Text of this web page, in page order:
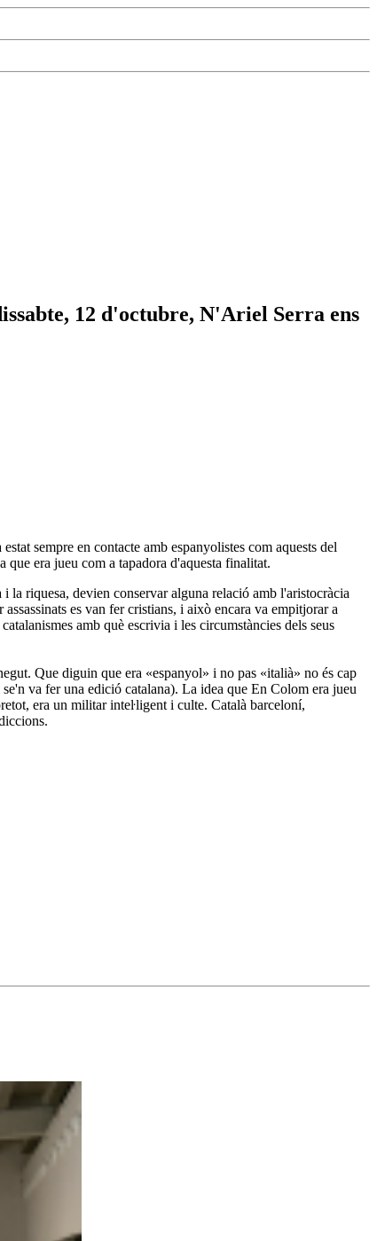
12 d'octubre, N'Ariel Serra ens
sempre en contacte amb espanyolistes com aquests del
era jueu com a tapadora d'aquesta finalitat.
la riquesa, devien conservar alguna relació amb l'aristocràcia
es van fer cristians, i això encara va empitjorar a
amb què escrivia i les circumstàncies dels seus
Que diguin que era «espanyol» i no pas «italià» no és cap
va fer una edició catalana). La idea que En Colom era jueu
era un militar inteŀligent i culte. Català barceloní,